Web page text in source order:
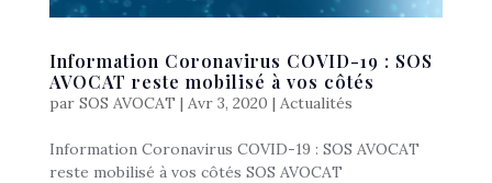
Information Coronavirus COVID-19 : SOS
AVOCAT reste mobilisé à vos côtés
par SOS AVOCAT | Avr 3, 2020 | Actualités
Information Coronavirus COVID-19 : SOS AVOCAT
reste mobilisé à vos côtés SOS AVOCAT